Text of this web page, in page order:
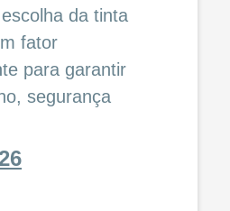
da tinta
fator
para garantir
segurança